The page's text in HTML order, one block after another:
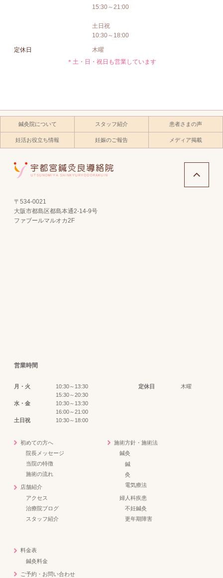
15:30～21:00
土日祝
10:30～18:00
定休日
木曜
＊土・日・祝日も営業しています
鍼灸院について スタッフ紹介 患者さまの声
妊活お役立ち情報 妊娠のご報告 メディア掲載
〒534-0021
大阪市都島区都島本通2-14-9号
ファブールマルオカ2F
営業時間
月・火
10:30～13:30
15:30～20:30
定休日 木曜
水・金
10:30～13:30
16:00～21:00
土日祝
10:30～18:00
初めての方へ
院長メッセージ
当院の特徴
施術の流れ
店舗紹介
アクセス
治療院ブログ
スタッフ紹介
施術方針・施術法
鍼灸
鍼
灸
電気療法
婦人科疾患
不妊鍼灸
更年期障害
料金表
鍼灸料金
ご予約・お問い合わせ